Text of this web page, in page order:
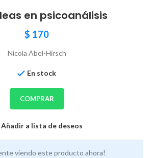
en psicoanálisis
$ 170
Nicola Abel-Hirsch
En stock
COMPRAR
Añadir a lista de deseos
viendo este producto ahora!